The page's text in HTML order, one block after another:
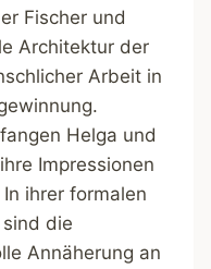
Fischer und
Architektur der
Arbeit in
Helga und
Impressionen
ihrer formalen
die
Annäherung an